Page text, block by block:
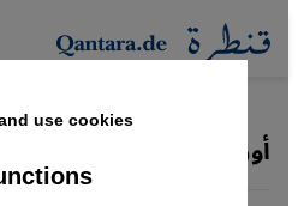
Direkt zum Inhalt springen
أوروبا
use cookies.